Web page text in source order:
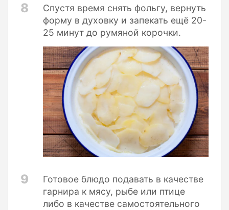
8
Спустя время снять фольгу, вернуть
форму в духовку и запекать ещё 20-
25 минут до румяной корочки.
9
Готовое блюдо подавать в качестве
гарнира к мясу, рыбе или птице
либо в качестве самостоятельного